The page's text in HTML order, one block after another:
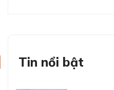
Tin nổi bật